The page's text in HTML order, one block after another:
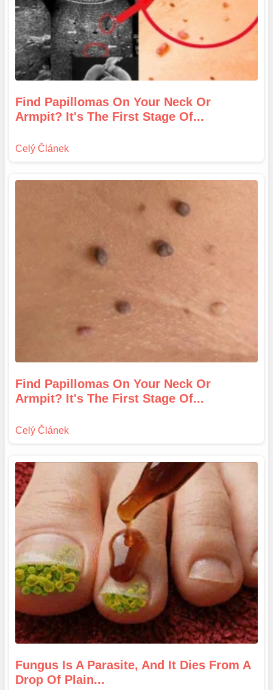
Find Papillomas On Your Neck Or
Armpit? It's The First Stage Of...
Find Papillomas On Your Neck Or
Armpit? It's The First Stage Of...
Fungus Is A Parasite, And It Dies From A
Drop Of Plain...